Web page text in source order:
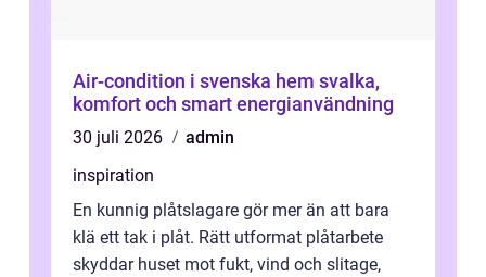
Air-condition i svenska hem svalka,
komfort och smart energianvändning
30 juli 2026
admin
inspiration
En kunnig plåtslagare gör mer än att bara
klä ett tak i plåt. Rätt utformat plåtarbete
skyddar huset mot fukt, vind och slitage,